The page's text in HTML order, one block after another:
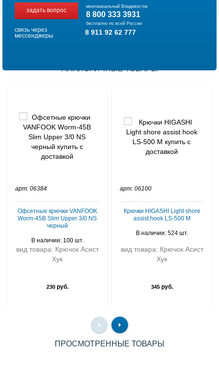
задать вопрос
многоканальный Владивосток
8 800 333 3931
бесплатно по всей России
связь через
мессенджеры
8 911 92 62 777
АНАЛОГИЧНЫЕ ТОВАРЫ
арт: 06384
Офсетные крючки VANFOOK
Worm-45B Slim Upper 3/0 NS
черный
В наличии: 100 шт.
вид товара: Крючок Асист
Хук
230руб.
арт: 06100
Крючки HIGASHI Light shore
assist hook LS-500 M
В наличии: 524 шт.
вид товара: Крючок Асист
Хук
345руб.
ПРОСМОТРЕННЫЕ ТОВАРЫ